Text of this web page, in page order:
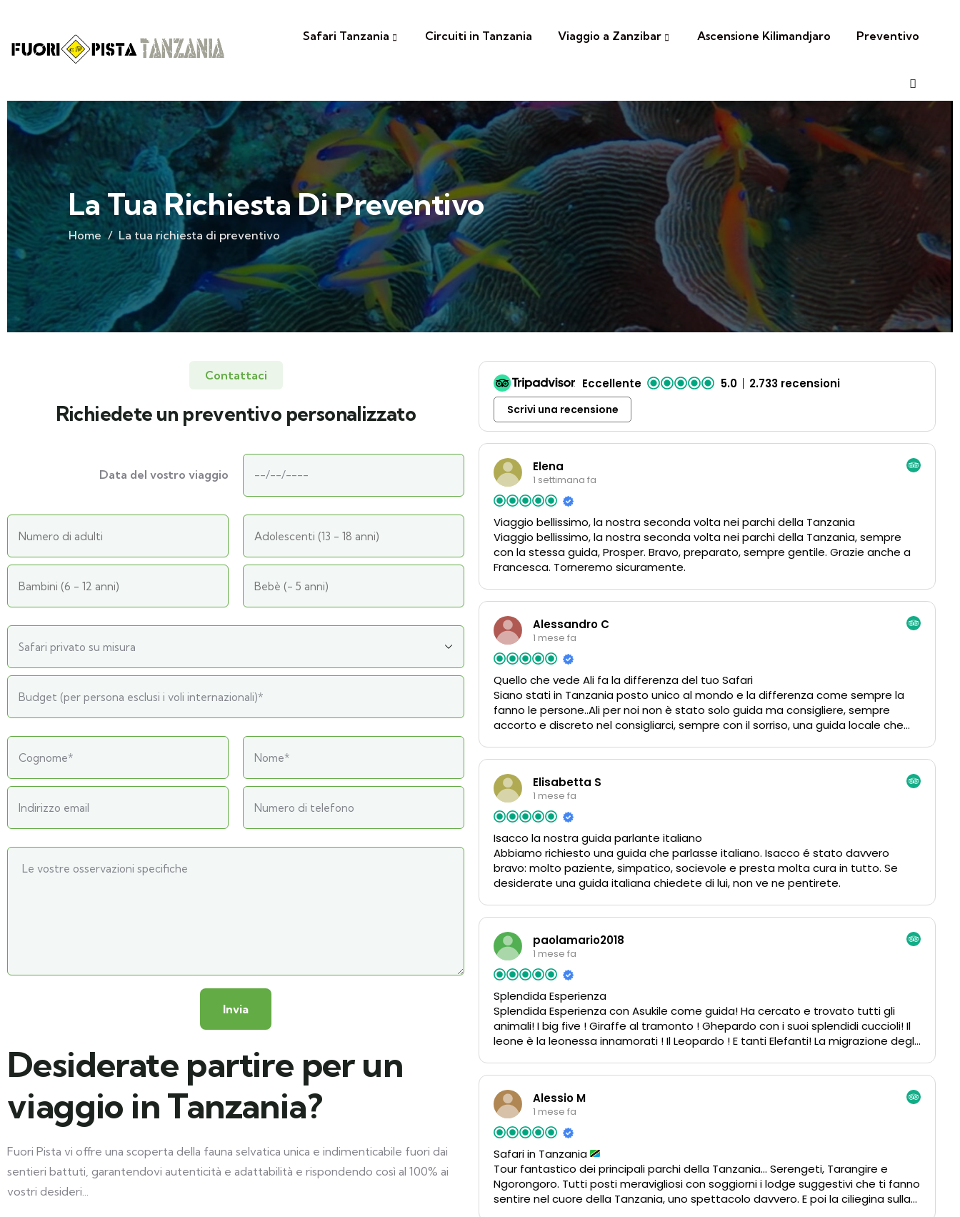
Safari Tanzania Circuiti in Tanzania Viaggio a Zanzibar Ascensione Kilimandjaro Preventivo
La Tua Richiesta Di Preventivo
Home La tua richiesta di preventivo
Contattaci
Richiedete un preventivo personalizzato
Data del vostro viaggio
Desiderate partire per un
viaggio in Tanzania?
Fuori Pista vi offre una scoperta della fauna selvatica unica e indimenticabile fuori dai
sentieri battuti, garantendovi autenticità e adattabilità e rispondendo così al 100% ai
vostri desideri...
Eccellente 5.0 2.733 recensioni
Scrivi una recensione
Elena
1 settimana fa
Viaggio bellissimo, la nostra seconda volta nei parchi della Tanzania
Viaggio bellissimo, la nostra seconda volta nei parchi della Tanzania, sempre
con la stessa guida, Prosper. Bravo, preparato, sempre gentile. Grazie anche a
Francesca. Torneremo sicuramente.
Alessandro C
1 mese fa
Quello che vede Ali fa la differenza del tuo Safari
Siano stati in Tanzania posto unico al mondo e la differenza come sempre la
fanno le persone..Ali per noi non è stato solo guida ma consigliere, sempre
accorto e discreto nel consigliarci, sempre con il sorriso, una guida locale che
Elisabetta S
1 mese fa
Isacco la nostra guida parlante italiano
Abbiamo richiesto una guida che parlasse italiano. Isacco é stato davvero
bravo: molto paziente, simpatico, socievole e presta molta cura in tutto. Se
desiderate una guida italiana chiedete di lui, non ve ne pentirete.
paolamario2018
1 mese fa
Splendida Esperienza
Splendida Esperienza con Asukile come guida! Ha cercato e trovato tutti gli
animali! I big five ! Giraffe al tramonto ! Ghepardo con i suoi splendidi cuccioli! Il
leone è la leonessa innamorati ! Il Leopardo ! E tanti Elefanti! La migrazione degli
competenza, affidabilità, simpatia e gentilezza
Alessio M
1 mese fa
Safari in Tanzania
Tour fantastico dei principali parchi della Tanzania… Serengeti, Tarangire e
Ngorongoro. Tutti posti meravigliosi con soggiorni i lodge suggestivi che ti fanno
sentire nel cuore della Tanzania, uno spettacolo davvero. E poi la ciliegina sulla